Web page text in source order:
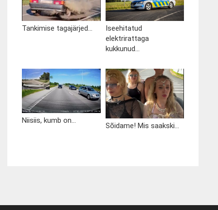
Tankimise tagajärjed...
Iseehitatud
elektrirattaga
kukkunud...
Niisiis, kumb on...
Sõidame! Mis saakski...